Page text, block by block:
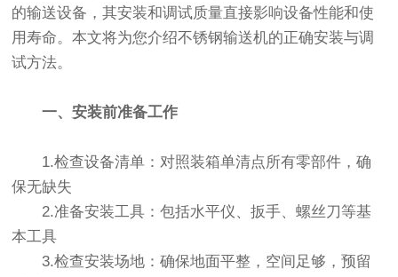
的输送设备，其安装和调试质量直接影响设备性能和使
用寿命。本文将为您介绍不锈钢输送机的正确安装与调
试方法。
一、安装前准备工作
1.检查设备清单：对照装箱单清点所有零部件，确
保无缺失
2.准备安装工具：包括水平仪、扳手、螺丝刀等基
本工具
3.检查安装场地：确保地面平整，空间足够，预留